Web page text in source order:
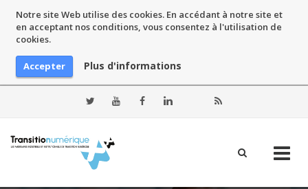
Notre site Web utilise des cookies. En accédant à notre site et
en acceptant nos conditions, vous consentez à l'utilisation de
cookies.
Accepter Plus d'informations